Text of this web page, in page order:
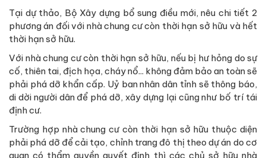
Tại dự thảo, Bộ Xây dựng bổ sung điều mới, nêu chi tiết 2
phương án đối với nhà chung cư còn thời hạn sở hữu và hết
thời hạn sở hữu.
Với nhà chung cư còn thời hạn sở hữu, nếu bị hư hỏng do sự
cố, thiên tai, địch họa, cháy nổ... không đảm bảo an toàn sẽ
phải phá dỡ khẩn cấp. Uỷ ban nhân dân tỉnh sẽ thông báo,
di dời người dân để phá dỡ, xây dựng lại cũng như bố trí tái
định cư.
Trường hợp nhà chung cư còn thời hạn sở hữu thuộc diện
phải phá dỡ để cải tạo, chỉnh trang đô thị theo dự án do cơ
quan có thẩm quyền quyết định thì các chủ sở hữu nhà